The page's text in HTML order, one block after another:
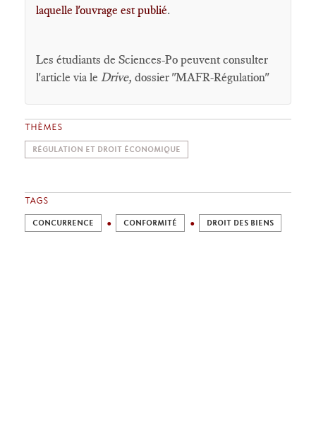
laquelle l'ouvrage est publié.
Les étudiants de Sciences-Po peuvent consulter
l'article via le Drive, dossier "MAFR-Régulation"
THÈMES
RÉGULATION ET DROIT ÉCONOMIQUE
TAGS
CONCURRENCE CONFORMITÉ DROIT DES BIENS